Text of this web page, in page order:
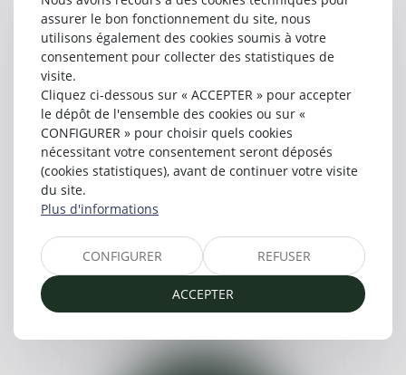
DROIT DES SUCCESSIONS
DROIT DES CONTRATS ET DE LA
assurer le bon fonctionnement du site, nous
utilisons également des cookies soumis à votre
consentement pour collecter des statistiques de
visite.
Cliquez ci-dessous sur « ACCEPTER » pour accepter
le dépôt de l'ensemble des cookies ou sur «
CONFIGURER » pour choisir quels cookies
nécessitant votre consentement seront déposés
(cookies statistiques), avant de continuer votre visite
du site.
Plus d'informations
CONFIGURER REFUSER
ACCEPTER